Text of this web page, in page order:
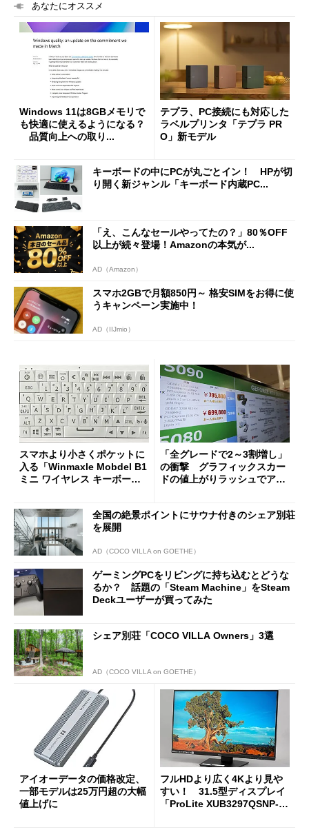
あなたにオススメ
Windows 11は8GBメモリで
も快適に使えるようになる？
品質向上への取り...
テプラ、PC接続にも対応した
ラベルプリンタ「テプラ PR
O」新モデル
キーボードの中にPCが丸ごとイン！ HPが切
り開く新ジャンル「キーボード内蔵PC...
「え、こんなセールやってたの？」80％OFF
以上が続々登場！Amazonの本気が...
AD（Amazon）
スマホ2GBで月額850円～ 格安SIMをお得に使
うキャンペーン実施中！
AD（IIJmio）
スマホより小さくポケットに
入る「Winmaxle Mobdel B1
ミニ ワイヤレス キーボー
「全グレードで2～3割増し」
の衝撃 グラフィックスカー
ドの値上がりラッシュでアキ
全国の絶景ポイントにサウナ付きのシェア別荘
を展開
AD（COCO VILLA on GOETHE）
ゲーミングPCをリビングに持ち込むとどうな
るか？ 話題の「Steam Machine」をSteam
Deckユーザーが買ってみた
シェア別荘「COCO VILLA Owners」3選
AD（COCO VILLA on GOETHE）
アイオーデータの価格改定、
一部モデルは25万円超の大幅
値上げに
フルHDより広く4Kより見や
すい！ 31.5型ディスプレイ
「ProLite XUB3297QSNP-B